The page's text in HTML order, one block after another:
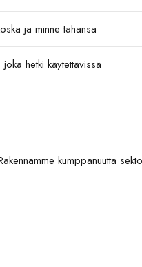
ja minne tahansa
joka hetki käytettävissä
kumppanuutta